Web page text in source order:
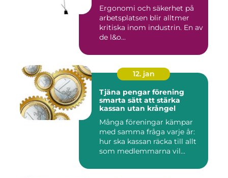
Ergonomi och säkerhet på
arbetsplatsen blir alltmer
kritiska inom industrin. En av
de l&o...
12. jan
Tjäna pengar förening
smarta sätt att stärka
kassan utan krångel
Många föreningar kämpar
med samma fråga varje år:
hur ska kassan räcka till allt
som medlemmarna vil...